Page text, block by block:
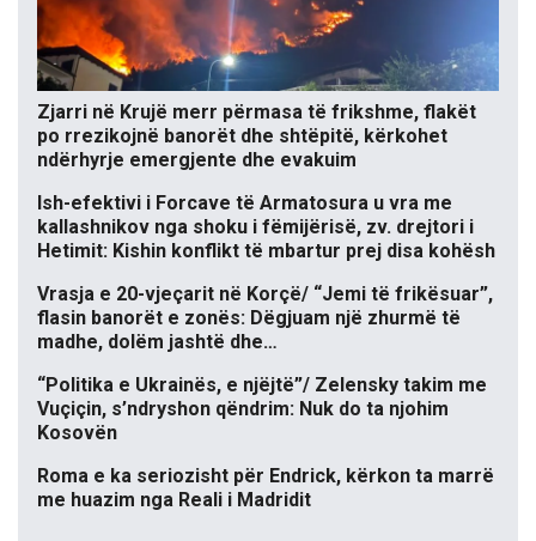
Zjarri në Krujë merr përmasa të frikshme, flakët
po rrezikojnë banorët dhe shtëpitë, kërkohet
ndërhyrje emergjente dhe evakuim
Ish-efektivi i Forcave të Armatosura u vra me
kallashnikov nga shoku i fëmijërisë, zv. drejtori i
Hetimit: Kishin konflikt të mbartur prej disa kohësh
Vrasja e 20-vjeçarit në Korçë/ “Jemi të frikësuar”,
flasin banorët e zonës: Dëgjuam një zhurmë të
madhe, dolëm jashtë dhe…
“Politika e Ukrainës, e njëjtë”/ Zelensky takim me
Vuçiçin, s’ndryshon qëndrim: Nuk do ta njohim
Kosovën
Roma e ka seriozisht për Endrick, kërkon ta marrë
me huazim nga Reali i Madridit